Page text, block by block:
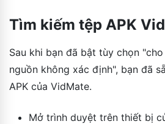
Tìm kiếm tệp APK
Sau khi bạn đã bật tùy chọn
nguồn không xác định", bạn đã
APK của VidMate.
Mở trình duyệt trên thiết bị